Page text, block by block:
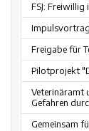
FSJ: Freiwillig
Freigabe für
Pilotprojekt
Veterinäramt
Gefahren
Gemeinsam